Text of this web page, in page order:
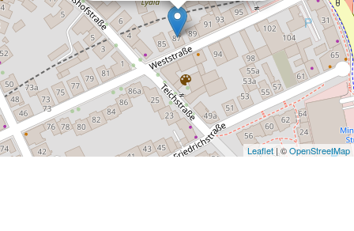
Leaflet| ©OpenStreetMap